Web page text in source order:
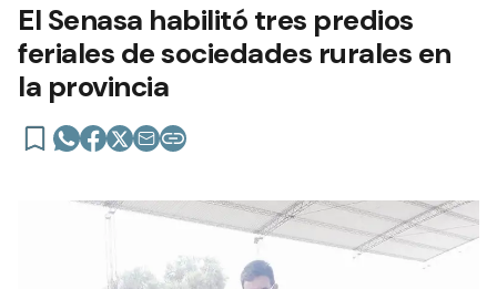
El Senasa habilitó tres predios
feriales de sociedades rurales en
la provincia